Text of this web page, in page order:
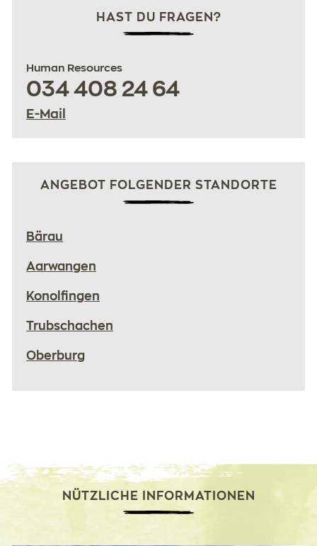
HAST DU FRAGEN?
Human Resources
034 408 24 64
E-Mail
ANGEBOT FOLGENDER STANDORTE
Bärau
Aarwangen
Konolfingen
Trubschachen
Oberburg
NÜTZLICHE INFORMATIONEN